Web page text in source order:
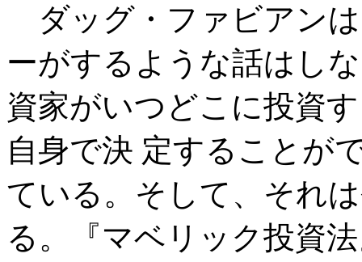
ダッグ・ファビアン
ーがするような話はし
資家がいつどこに投資
自身で決 定することが
ている。そして、それ
る。『マベリック投資